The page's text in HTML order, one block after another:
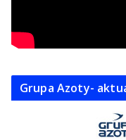
Grupa Azoty-